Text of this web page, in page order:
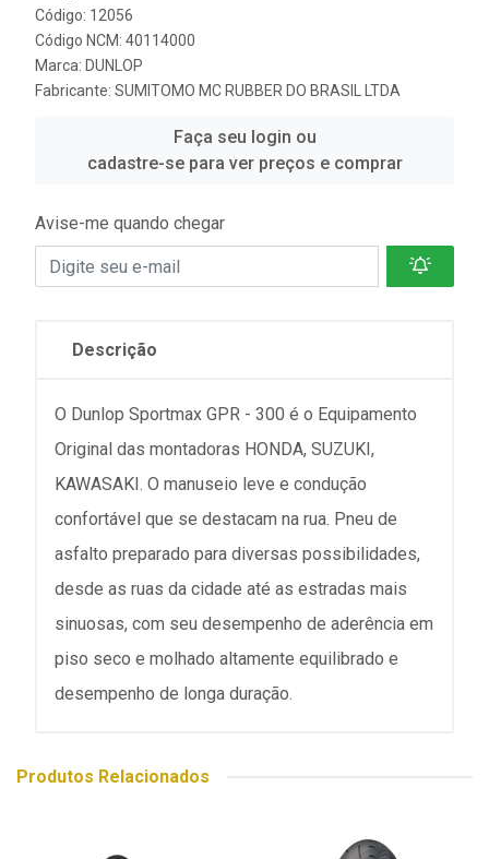
Código: 12056
Código NCM: 40114000
Marca: DUNLOP
Fabricante: SUMITOMO MC RUBBER DO BRASIL LTDA
Faça seu login ou
cadastre-se para ver preços e comprar
Avise-me quando chegar
Descrição
O Dunlop Sportmax GPR - 300 é o Equipamento
Original das montadoras HONDA, SUZUKI,
KAWASAKI. O manuseio leve e condução
confortável que se destacam na rua. Pneu de
asfalto preparado para diversas possibilidades,
desde as ruas da cidade até as estradas mais
sinuosas, com seu desempenho de aderência em
piso seco e molhado altamente equilibrado e
desempenho de longa duração.
Produtos Relacionados